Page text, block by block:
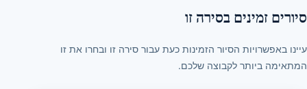
סיורים זמינים בסירה זו
עיינו באפשרויות הסיור הזמינות כעת עבור סירה זו ובחרו את זו
המתאימה ביותר לקבוצה שלכם.